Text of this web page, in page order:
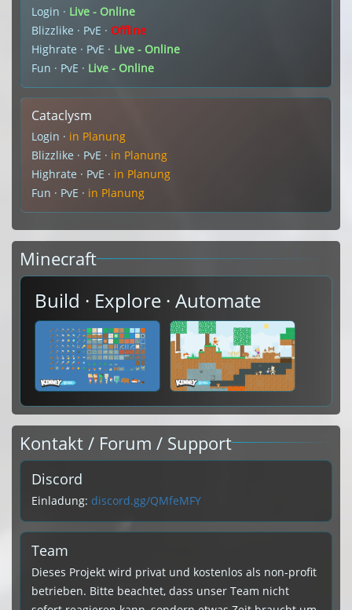
Login · Live - Online
Blizzlike · PvE · Offline
Highrate · PvE · Live - Online
Fun · PvE · Live - Online
Cataclysm
Login · in Planung
Blizzlike · PvE · in Planung
Highrate · PvE · in Planung
Fun · PvE · in Planung
Minecraft
Build · Explore · Automate
Kontakt / Forum / Support
Discord
Einladung: discord.gg/QMfeMFY
Team
Dieses Projekt wird privat und kostenlos als non-profit
betrieben. Bitte beachtet, dass unser Team nicht